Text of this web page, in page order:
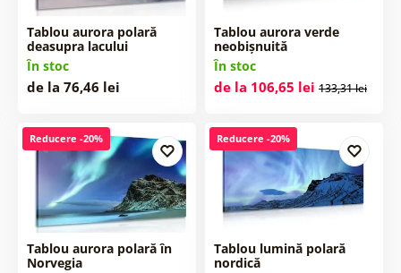
Tablou aurora polară
deasupra lacului
În stoc
de la 76,46 lei
Tablou aurora verde
neobișnuită
În stoc
de la 106,65 lei 133,31 lei
Reducere -20%
Tablou aurora polară în
Norvegia
Reducere -20%
Tablou lumină polară
nordică